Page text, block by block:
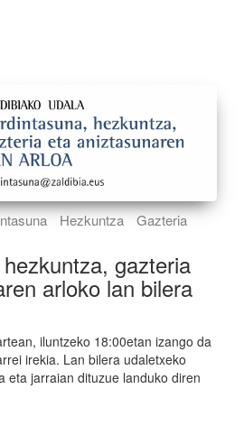
Hezkuntza
Gazteria
gazteria
arloko lan bilera
iluntzeko 18:00etan izango da
irekia. Lan bilera udaletxeko
eta jarraian dituzue landuko diren